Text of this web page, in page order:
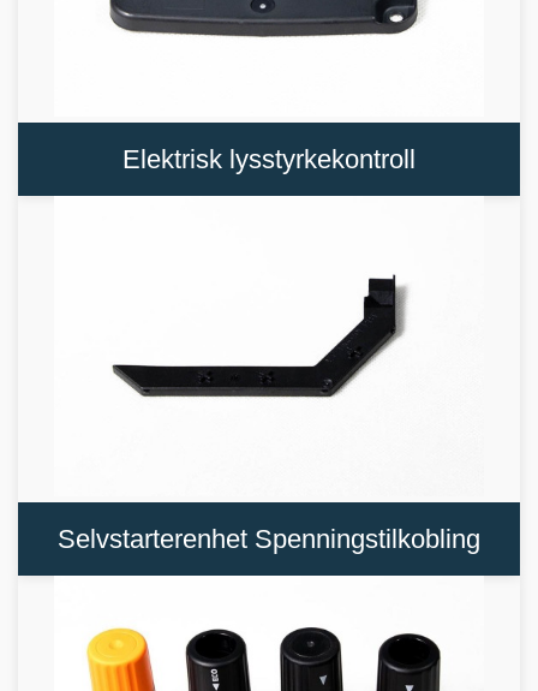
Elektrisk lysstyrkekontroll
Selvstarterenhet Spenningstilkobling